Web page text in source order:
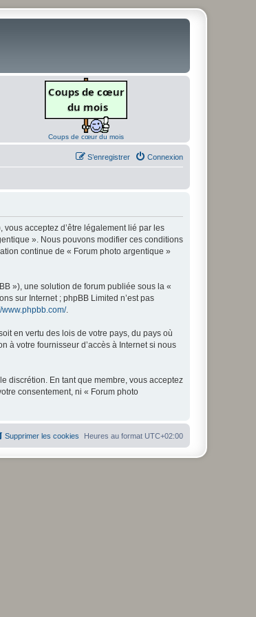
Coups de cœur du mois
Connexion
S’enregistrer
acceptez d’être légalement lié par les
». Nous pouvons modifier ces conditions
continue de « Forum photo argentique »
»), une solution de forum publiée sous la «
sur Internet ; phpBB Limited n’est pas
www.phpbb.com/.
en vertu des lois de votre pays, du pays où
à votre fournisseur d’accès à Internet si nous
discrétion. En tant que membre, vous acceptez
consentement, ni « Forum photo
Heures au format UTC+02:00
Supprimer les cookies